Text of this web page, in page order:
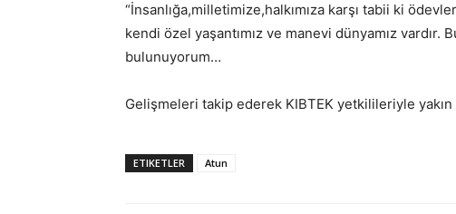
“İnsanlığa,milletimize,halkımıza karşı tabii ki
kendi özel yaşantımız ve manevi dünyamız vardır.
bulunuyorum…
Gelişmeleri takip ederek KIBTEK yetkilileriyle
ETIKETLER Atun